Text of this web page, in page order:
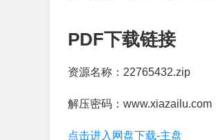
PDF下载链接
资源名称：22765432.zip
解压密码：www.xiazailu.com
点击进入网盘下载-主盘